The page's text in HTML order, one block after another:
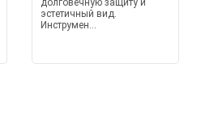
долговечную защиту и
эстетичный вид.
Инструмен...